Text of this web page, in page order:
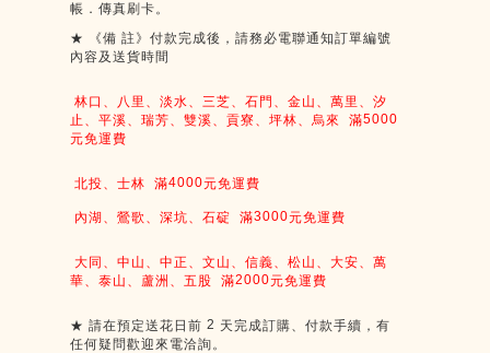
帳．傳真刷卡。
★
《備 註》付款完成後，請務必電聯通知訂單編號
內容及送貨時間
林口、八里、淡水、三芝、石門、金山、萬里、汐
止、平溪、瑞芳、雙溪、貢寮、坪林、烏來
滿5000
元免運費
北投、士林 滿4000元免運費
內湖、鶯歌、深坑、石碇 滿3000元免運費
大同、中山、中正、文山、信義、松山、大安、萬
華、泰山、蘆洲、五股
滿2000元免運費
★ 請在預定送花日前 2 天完成訂購、付款手續，有
任何疑問歡迎來電洽詢。